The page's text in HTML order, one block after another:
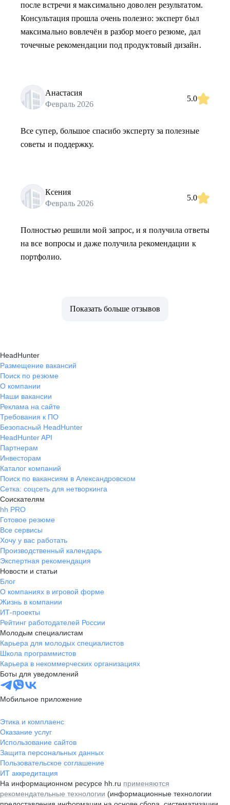
после встречи я максимально доволен результатом.
Консультация прошла очень полезно: эксперт был
максимально вовлечён в разбор моего резюме, дал
точечные рекомендации под продуктовый дизайн.
Анастасия
Февраль 2026
5.0
Все супер, большое спасибо эксперту за полезные
советы и поддержку.
Ксения
Февраль 2026
5.0
Полностью решили мой запрос, и я получила ответы
на все вопросы и даже получила рекомендации к
портфолио.
Показать больше отзывов
HeadHunter
Размещение вакансий
Поиск по резюме
О компании
Наши вакансии
Реклама на сайте
Требования к ПО
Безопасный HeadHunter
HeadHunter API
Партнерам
Инвесторам
Каталог компаний
Поиск по вакансиям в Александровском
Сетка: соцсеть для нетворкинга
Соискателям
hh PRO
Готовое резюме
Все сервисы
Хочу у вас работать
Производственный календарь
Экспертная рекомендация
Новости и статьи
Блог
О компаниях в игровой форме
Жизнь в компании
ИТ-проекты
Рейтинг работодателей России
Молодым специалистам
Карьера для молодых специалистов
Школа программистов
Карьера в некоммерческих организациях
Боты для уведомлений
Мобильное приложение
Этика и комплаенс
Оказание услуг
Использование сайтов
Защита персональных данных
Пользовательское соглашение
ИТ аккредитация
На информационном ресурсе hh.ru применяются
рекомендательные технологии (информационные технологии